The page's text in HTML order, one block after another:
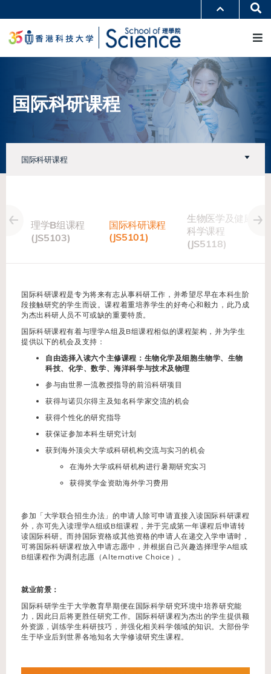
转
要
学术部门索引
生活@科大
教授简录
认识科大
国际科研课程
国际科研课程
工
理学B组课程
(JS5103)
国际科研课程
(JS5101)
生物医学及健康
科学课程
(JS5118)
国际科研课程是专为将来有志从事科研工作，并希望尽早在本科生阶
段接触研究的学生而设。课程着重培养学生的好奇心和毅力，此乃成
为杰出科研人员不可或缺的重要特质。
国际科研课程有着与理学A组及B组课程相似的课程架构，并为学生
提供以下的机会及支持：
自由选择入读六个主修课程：生物化学及细胞生物学、生物
科技、化学、数学、海洋科学与技术及物理
参与由世界一流教授指导的前沿科研项目
获得与诺贝尔得主及知名科学家交流的机会
获得个性化的研究指导
获保证参加本科生研究计划
获到海外顶尖大学或科研机构交流与实习的机会
在海外大学或科研机构进行暑期研究实习
获得奖学金资助海外学习费用
参加「大学联合招生办法」的申请人除可申请直接入读国际科研课程
外，亦可先入读理学A组或B组课程，并于完成第一年课程后申请转
读国际科研。而持国际资格或其他资格的申请人在递交入学申请时，
可将国际科研课程放入申请志愿中，并根据自己兴趣选择理学A组或
B组课程作为调剂志愿（Alternative Choice）。
就业前景：
国际科研学生于大学教育早期便在国际科学研究环境中培养研究能
力，因此日后将更胜任研究工作。国际科研课程为杰出的学生提供额
外资源，训练学生科研技巧，并强化相关科学领域的知识。大部份学
生于毕业后到世界各地知名大学修读研究生课程。